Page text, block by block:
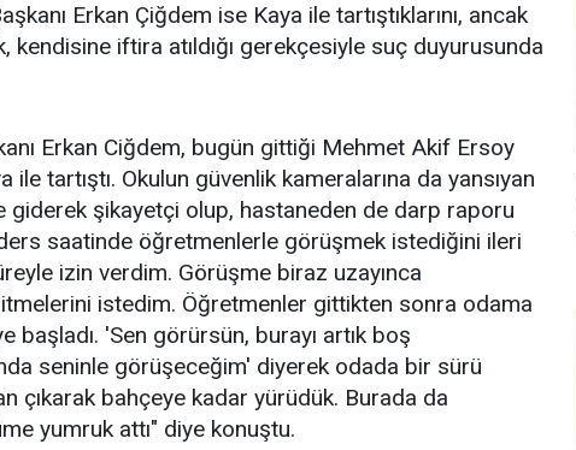
Erkan Çiğdem ise Kaya ile tartıştıklarını, ancak
kendisine iftira atıldığı gerekçesiyle suç duyurusunda
Erkan Ciğdem, bugün gittiği Mehmet Akif Ersoy
tartıştı. Okulun güvenlik kameralarına da yansıyan
giderek şikayetçi olup, hastaneden de darp raporu
ders saatinde öğretmenlerle görüşmek istediğini ileri
izin verdim. Görüşme biraz uzayınca
istedim. Öğretmenler gittikten sonra odama
başladı. 'Sen görürsün, burayı artık boş
seninle görüşeceğim' diyerek odada bir sürü
çıkarak bahçeye kadar yürüdük. Burada da
yumruk attı" diye konuştu.